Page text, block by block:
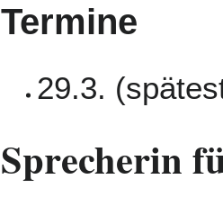
Termine
29.3.
Sprecherin